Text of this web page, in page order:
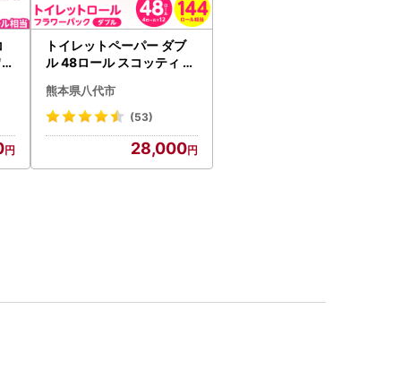
トイレットペーパー ダブ
ル 48ロール スコッティ ト
熊本県八代市
(53)
28,000